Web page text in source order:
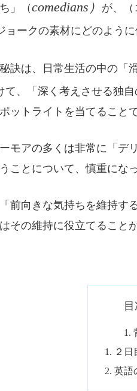
」（comedians） が、
ョークの素材にどのよう
訣は、日常生活の中の「
て、「深く考えさせる独
ットライトを当てること
モアの多くは非常に「デ
ことについて、慎重にな
前向きな気持ちを維持す
その維持に役立てること
２
英語